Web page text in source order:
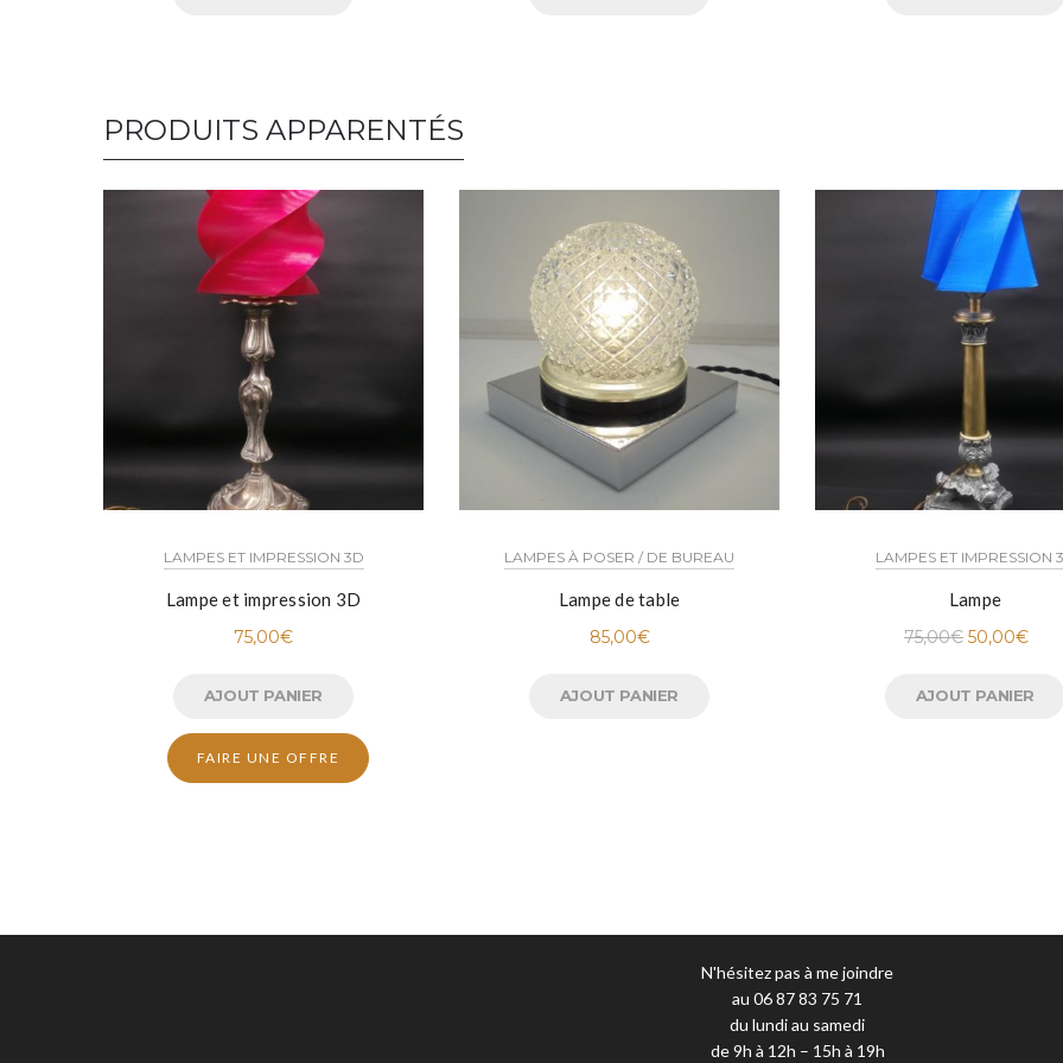
PRODUITS APPARENTÉS
LAMPES ET IMPRESSION 3D
Lampe et impression 3D
75,00€
AJOUT PANIER
FAIRE UNE OFFRE
LAMPES À POSER / DE BUREAU
Lampe de table
85,00€
AJOUT PANIER
LAMPES ET IMPRESSION
Lampe
75,00€ 50,00€
AJOUT PANIER
N'hésitez pas à me joindre
au 06 87 83 75 71
du lundi au samedi
de 9h à 12h – 15h à 19h